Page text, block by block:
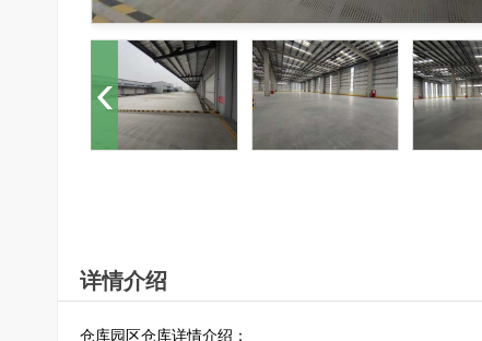
详情介绍
仓库园区仓库详情介绍：